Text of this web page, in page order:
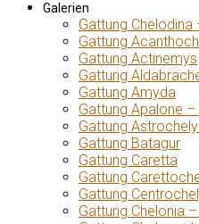
Galerien
Gattung
Gattung
Gattung Actinemys
Gattung
Gattung Amyda
Gattung Apalone
Gattung
Gattung Batagur
Gattung Caretta
Gattung
Gattung
Gattung Chelonia